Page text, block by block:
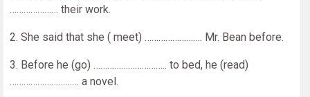
………………… their work.
2. She said that she ( meet) ……………………. Mr. Bean before.
3. Before he (go) ………………………….. to bed, he (read)
………………………… a novel.